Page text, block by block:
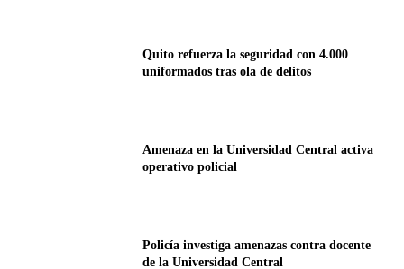
Quito refuerza la seguridad con 4.000
uniformados tras ola de delitos
Amenaza en la Universidad Central activa
operativo policial
Policía investiga amenazas contra docente
de la Universidad Central